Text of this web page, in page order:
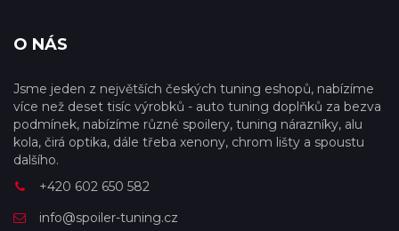
O NÁS
Jsme jeden z největších českých tuning eshopů, nabízíme
více než deset tisíc výrobků - auto tuning doplňků za bezva
podmínek, nabízíme různé spoilery, tuning nárazníky, alu
kola, čirá optika, dále třeba xenony, chrom lišty a spoustu
dalšího.
+420 602 650 582
info@spoiler-tuning.cz